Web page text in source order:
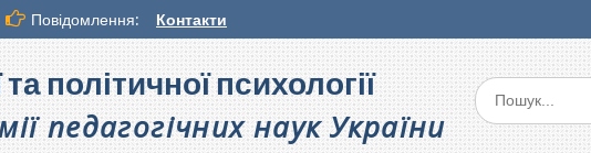
Повідомлення: Контакти
політичної психології
педагогічних наук України
Шукати: